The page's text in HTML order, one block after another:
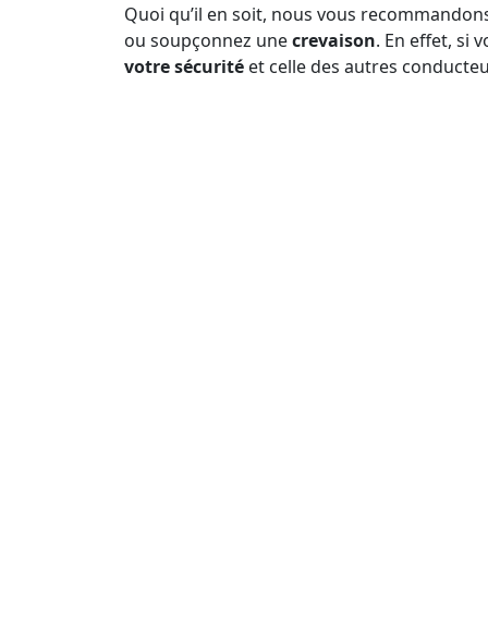
Quoi qu’il en soit, nous vous
ou soupçonnez unecrevaison. En effet, si
votre sécurité et celle des autres